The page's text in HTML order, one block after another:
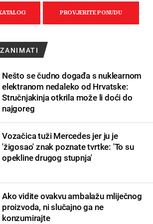
Nešto se čudno događa s nuklearnom
elektranom nedaleko od Hrvatske:
Stručnjakinja otkrila može li doći do
najgoreg
Vozačica tuži Mercedes jer ju je
'žigosao' znak poznate tvrtke: 'To su
opekline drugog stupnja'
Ako vidite ovakvu ambalažu mliječnog
proizvoda, ni slučajno ga ne
konzumirajte